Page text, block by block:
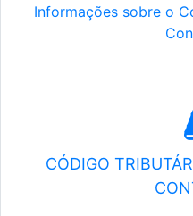
Informações sobre o
CÓDIGO